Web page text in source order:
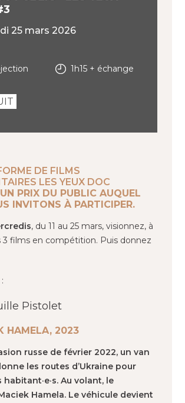
25 mars 2026
1h15 + échange
DE FILMS
LES YEUX DOC
PRIX DU PUBLIC AUQUEL
INVITONS À PARTICIPER.
, du 11 au 25 mars, visionnez, à
3 films en compétition. Puis donnez
Pistolet
HAMELA, 2023
russe de février 2022, un van
les routes d’Ukraine pour
habitant·e·s. Au volant, le
Hamela. Le véhicule devient